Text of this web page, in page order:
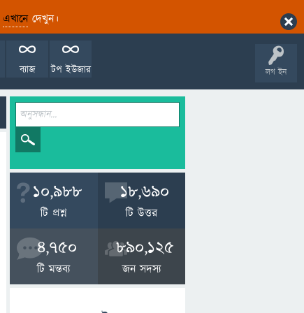
এখানেদেখুন।
লগ ইন
টপ ইউজার
ব্যাজ
10,988
টি প্রশ্ন
18,690
টি উত্তর
4,750
টি মন্তব্য
890,125
জন সদস্য